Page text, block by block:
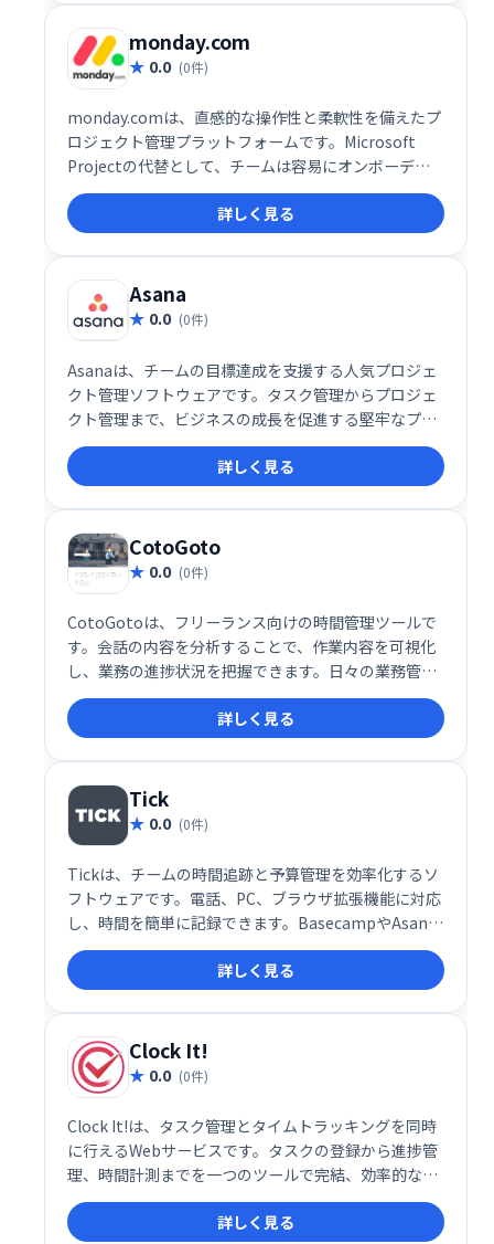
monday.com
0.0 (0件)
monday.comは、直感的な操作性と柔軟性を備えたプ
ロジェクト管理プラットフォームです。Microsoft
Projectの代替として、チームは容易にオンボーディ
ングでき、各自のやり方で作業を管理できます。時間
追跡、自動通知、カスタマイズ可能なワークフローな
ど、生産性向上機能が充実。プロジェクトの成功を加
速します。
詳しく見る
Asana
0.0 (0件)
Asanaは、チームの目標達成を支援する人気プロジェ
クト管理ソフトウェアです。タスク管理からプロジェ
クト管理まで、ビジネスの成長を促進する堅牢なプラ
ットフォームを提供します。チーム全体で目標、プロ
ジェクト、日々の業務に集中できるよう、効率的なワ
ークフローを実現します。
詳しく見る
CotoGoto
0.0 (0件)
CotoGotoは、フリーランス向けの時間管理ツールで
す。会話の内容を分析することで、作業内容を可視化
し、業務の進捗状況を把握できます。日々の業務管理
を効率化し、生産性の向上に繋がる、手軽で便利なツ
ールです。
詳しく見る
Tick
0.0 (0件)
Tickは、チームの時間追跡と予算管理を効率化するソ
フトウェアです。電話、PC、ブラウザ拡張機能に対応
し、時間を簡単に記録できます。BasecampやAsana
など主要なプロジェクト管理ツールと連携し、時間追
跡データをプロジェクトに反映。QuickBooksや
FreshBooksへのエクスポートにも対応し、請求業務
もスムーズに行えます。
詳しく見る
Clock It!
0.0 (0件)
Clock It!は、タスク管理とタイムトラッキングを同時
に行えるWebサービスです。タスクの登録から進捗管
理、時間計測までを一つのツールで完結、効率的な時
間管理と生産性向上を実現します。 作業時間やタスク
の進捗状況を把握し、業務の改善に役立てましょう。
詳しく見る